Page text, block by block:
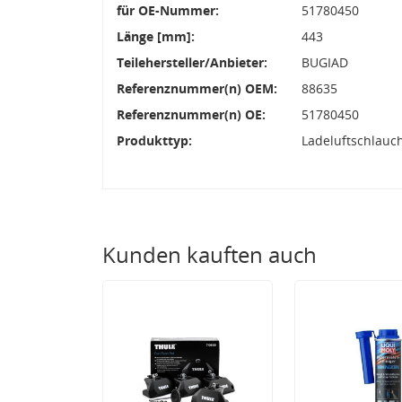
für OE-Nummer:
51780450
Länge [mm]:
443
Teilehersteller/Anbieter:
BUGIAD
Referenznummer(n) OEM:
88635
Referenznummer(n) OE:
51780450
Produkttyp:
Kunden kauften auch